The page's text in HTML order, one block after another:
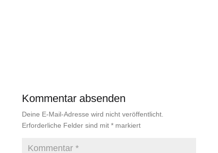
Kommentar absenden
Deine E-Mail-Adresse wird nicht veröffentlicht.
Erforderliche Felder sind mit *markiert